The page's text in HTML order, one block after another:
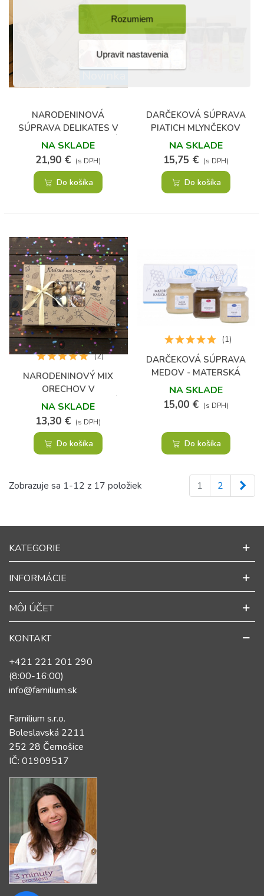
Rozumiem
Upravit nastavenia
Novinka
NARODENINOVÁ
SÚPRAVA DELIKATES V
DARČEKOVOM BALENÍ
NA SKLADE
21,90 € (s DPH)
Do košíka
DARČEKOVÁ SÚPRAVA
PIATICH MLYNČEKOV
KORENIA A SOLI
NA SKLADE
15,75 € (s DPH)
Do košíka
NARODENINOVÝ MIX
ORECHOV V
DARČEKOVOM BALENÍ
NA SKLADE
13,30 € (s DPH)
(2)
Do košíka
DARČEKOVÁ SÚPRAVA
MEDOV - MATERSKÁ
KAŠIČKA, GUARANA A
POHYB V MEDE
NA SKLADE
15,00 € (s DPH)
(1)
Do košíka
Zobrazuje sa 1-12 z 17 položiek 1 2
KATEGORIE
INFORMÁCIE
MÔJ ÚČET
KONTAKT
+421 221 201 290
(8:00-16:00)
info@familium.sk
Familium s.r.o.
Boleslavská 2211
252 28 Černošice
IČ: 01909517